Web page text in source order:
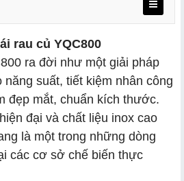
cấp:
6cm:
mạnh mẽ, ổn định:
liệu:
rau củ YQC800
ra đời như một giải pháp
suất, tiết kiệm nhân công
đẹp mắt, chuẩn kích thước.
đại và chất liệu inox cao
là một trong những dòng
các cơ sở chế biến thực